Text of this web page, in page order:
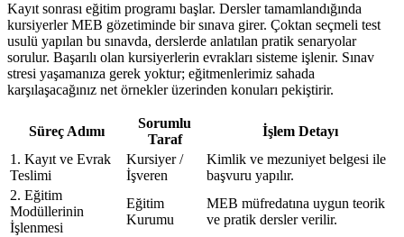
Kayıt sonrası eğitim programı başlar. Dersler tamamlandığında
kursiyerler MEB gözetiminde bir sınava girer. Çoktan seçmeli test
usulü yapılan bu sınavda, derslerde anlatılan pratik senaryolar
sorulur. Başarılı olan kursiyerlerin evrakları sisteme işlenir. Sınav
stresi yaşamanıza gerek yoktur; eğitmenlerimiz sahada
karşılaşacağınız net örnekler üzerinden konuları pekiştirir.
Süreç Adımı
Sorumlu
Taraf
İşlem Detayı
1. Kayıt ve Evrak
Teslimi
Kursiyer /
İşveren
Kimlik ve mezuniyet belgesi ile
başvuru yapılır.
2. Eğitim
Modüllerinin
İşlenmesi
Eğitim
Kurumu
MEB müfredatına uygun teorik
ve pratik dersler verilir.